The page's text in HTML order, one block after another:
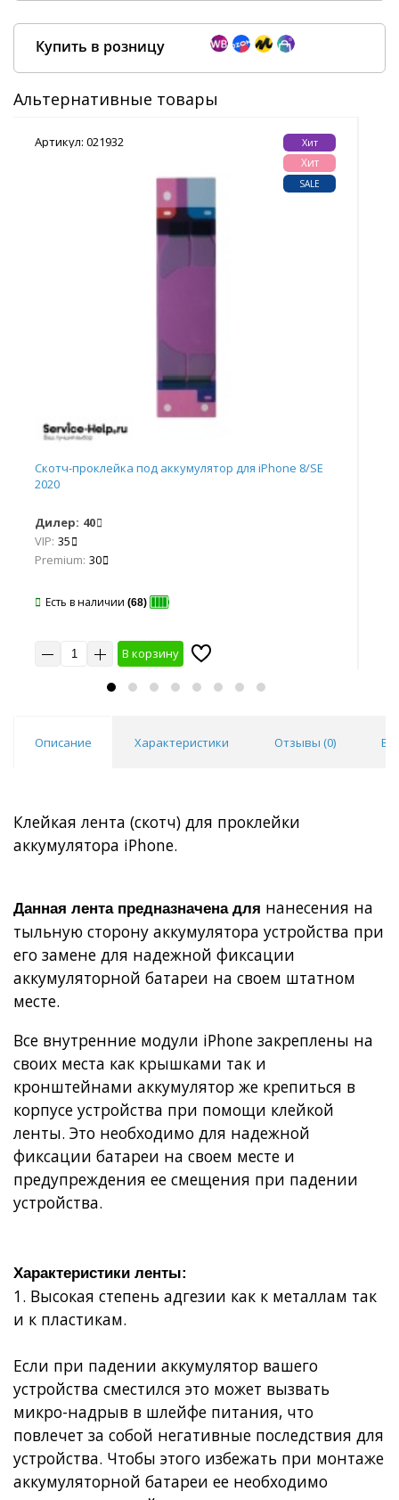
Купить в розницу
Покупка оптом от
Альтернативные товары
Артикул: 021932 Хит
Хит
SALE
Скотч-проклейка под аккумулятор для iPhone 8/SE
2020
Дилер: 40
VIP: 35
Premium: 30
Есть в наличии (68)
В корзину
20 шт 30 шт 50 шт
Описание Характеристики Отзывы (0)
Клейкая лента (скотч) для проклейки
аккумулятора iPhone.
Данная лента предназначена для нанесения на
тыльную сторону аккумулятора устройства при
его замене для надежной фиксации
аккумуляторной батареи на своем штатном
месте.
Все внутренние модули iPhone закреплены на
своих места как крышками так и
кронштейнами аккумулятор же крепиться в
корпусе устройства при помощи клейкой
ленты. Это необходимо для надежной
фиксации батареи на своем месте и
предупреждения ее смещения при падении
устройства.
Характеристики ленты:
1. Высокая степень адгезии как к металлам так
и к пластикам.
Если при падении аккумулятор вашего
устройства сместился это может вызвать
микро-надрыв в шлейфе питания, что
повлечет за собой негативные последствия для
устройства. Чтобы этого избежать при монтаже
аккумуляторной батареи ее необходимо